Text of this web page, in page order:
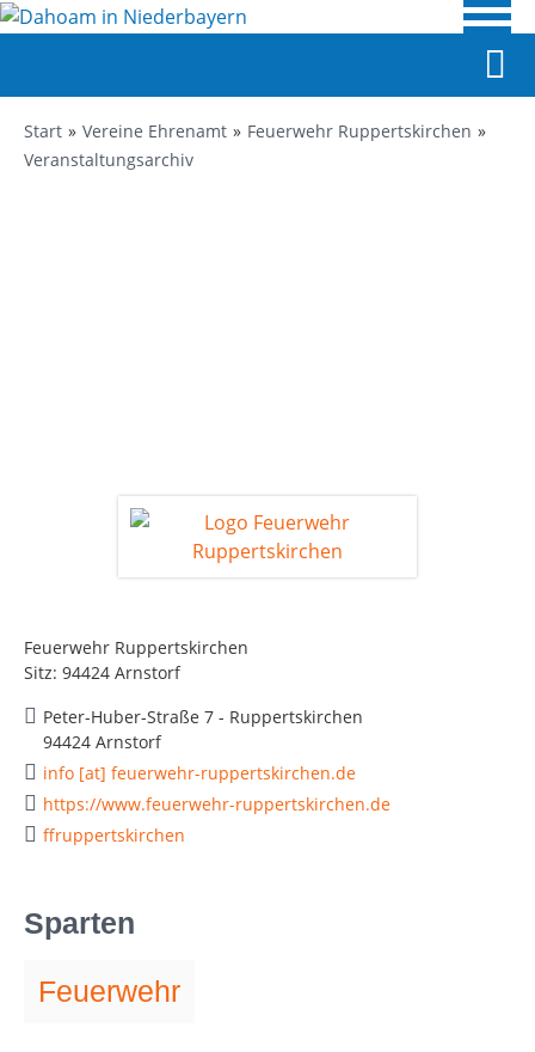
Start Vereine Ehrenamt
Feuerwehr Ruppertskirchen
Veranstaltungsarchiv
Feuerwehr Ruppertskirchen
Sitz: 94424 Arnstorf
Peter-Huber-Straße 7 - Ruppertskirchen
94424 Arnstorf
info [at] feuerwehr-ruppertskirchen.de
https://www.feuerwehr-ruppertskirchen.de
ffruppertskirchen
Sparten
Feuerwehr